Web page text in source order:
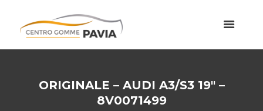
ORIGINALE – AUDI A3/S3 19″ –
8V0071499